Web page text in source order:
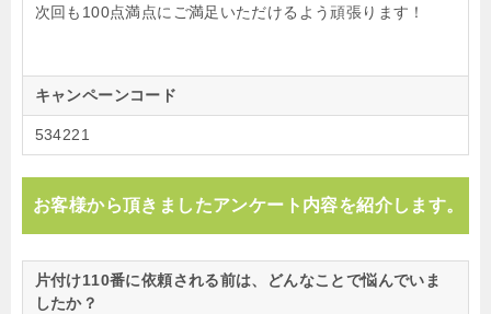
次回も100点満点にご満足いただけるよう頑張ります！
キャンペーンコード
534221
お客様から頂きましたアンケート内容を紹介します。
片付け110番に依頼される前は、どんなことで悩んでいま
したか？